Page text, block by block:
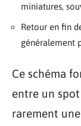
miniatures,
Retour en fin
généralement
Ce schéma
entre un
rarement